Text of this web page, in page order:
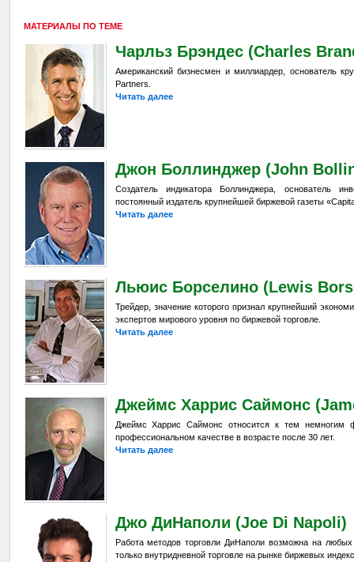
МАТЕРИАЛЫ ПО ТЕМЕ
Чарльз Брэндес (Charles
Американский бизнесмен и миллиардер, основатель
Partners.
Читать далее
Джон Боллинджер (John
Создатель индикатора Боллинджера, основатель
постоянный издатель крупнейшей биржевой газеты
Читать далее
Льюис Борселино (Lewis
Трейдер, значение которого признал крупнейший
экспертов мирового уровня по биржевой торговле.
Читать далее
Джеймс Харрис Саймонс
Джеймс Харрис Саймонс относится к тем немногим
профессиональном качестве в возрасте после 30 лет.
Читать далее
Джо ДиНаполи (Joe Di Napoli)
Работа методов торговли ДиНаполи возможна на
только внутридневной торговле на рынке биржевых